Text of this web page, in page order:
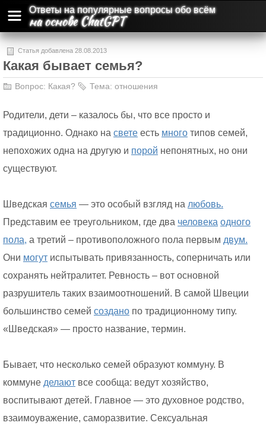
Ответы на популярные вопросы обо всём
на основе ChatGPT
Статья добавлена 28.08.2013
Какая бывает семья?
Вопрос: Какая? Тема: отношения
Родители, дети – казалось бы, что все просто и
традиционно. Однако на свете есть много типов семей,
непохожих одна на другую и порой непонятных, но они
существуют.
Шведская семья — это особый взгляд на любовь.
Представим ее треугольником, где два человека одного
пола, а третий – противоположного пола первым двум.
Они могут испытывать привязанность, соперничать или
сохранять нейтралитет. Ревность – вот основной
разрушитель таких взаимоотношений. В самой Швеции
большинство семей создано по традиционному типу.
«Шведская» — просто название, термин.
Бывает, что несколько семей образуют коммуну. В
коммуне делают все сообща: ведут хозяйство,
воспитывают детей. Главное — это духовное родство,
взаимоуважение, саморазвитие. Сексуальная